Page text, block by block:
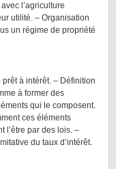
l’agriculture
utilité. – Organisation
un régime de propriété
à intérêt. – Définition
à former des
qui le composent.
ces éléments
l’être par des lois. –
du taux d’intérêt.